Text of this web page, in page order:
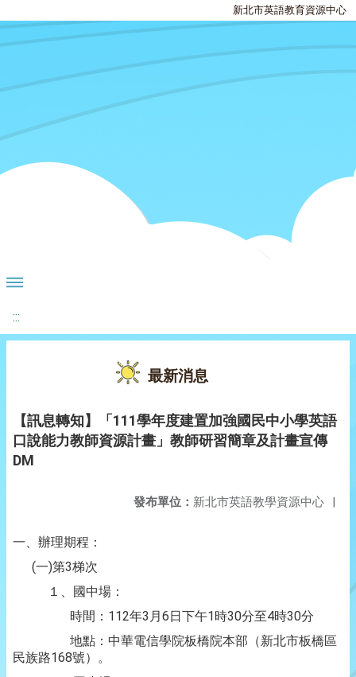
新北市英語教育資源中心
:::
最新消息
【訊息轉知】「111學年度建置加強國民中小學英語
口說能力教師資源計畫」教師研習簡章及計畫宣傳
DM
發布單位： 新北市英語教學資源中心 |
一、辦理期程：
(一)第3梯次
１、國中場：
時間：112年3月6日下午1時30分至4時30分
地點：中華電信學院板橋院本部（新北市板橋區
民族路168號）。